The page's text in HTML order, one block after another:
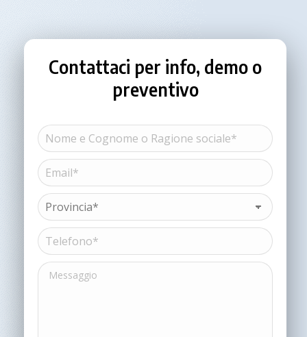
Contattaci per info, demo o
preventivo
Nome
e
Cognome
o
Ragione
sociale*
(Obbligatorio)
Nome
Email*
(Obbligatorio)
Provincia*
(Obbligatorio)
Telefono*
(Obbligatorio)
Messaggio